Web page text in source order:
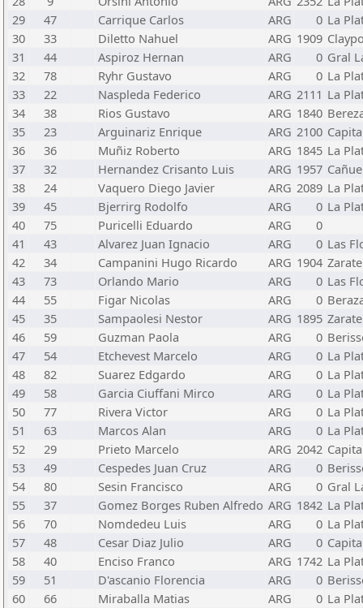
29
47 Carrique Carlos ARG 0 La
30
33 Diletto Nahuel ARG 1909
31
44 Aspiroz Hernan ARG 0 Gral
32
78 Ryhr Gustavo ARG 0 La
33
22 Naspleda Federico ARG 2111 La
34
38 Rios Gustavo ARG 1840
35
23 Arguinariz Enrique ARG 2100
36
36 Muñiz Roberto ARG 1845 La
37
32 Hernandez Crisanto Luis ARG 1957
38
24 Vaquero Diego Javier ARG 2089 La
39
45 Bjerrirg Rodolfo ARG 0 La
40
75 Puricelli Eduardo ARG
0
41
43 Alvarez Juan Ignacio ARG 0 Las
42
34 Campanini Hugo Ricardo ARG 1904 Zarate
43
73 Orlando Mario ARG 0 Las
44
55 Figar Nicolas ARG 0
45
35 Sampaolesi Nestor ARG 1895 Zarate
46
59 Guzman Paola ARG 0
47
54 Etchevest Marcelo ARG 0 La
48
82 Suarez Edgardo ARG 0 La
49
58 Garcia Ciuffani Mirco ARG 0 La
50
77 Rivera Victor ARG 0 La
51
63 Marcos Alan ARG 0 La
52
29 Prieto Marcelo ARG 2042
53
49 Cespedes Juan Cruz ARG 0
54
80 Sesin Francisco ARG 0 Gral
55
37 Gomez Borges Ruben Alfredo ARG 1842 La
56
70 Nomdedeu Luis ARG 0 La
57
48 Cesar Diaz Julio ARG 0
58
40 Enciso Franco ARG 1742 La
59
51 D'ascanio Florencia ARG 0
60
66 Miraballa Matias ARG 0 La